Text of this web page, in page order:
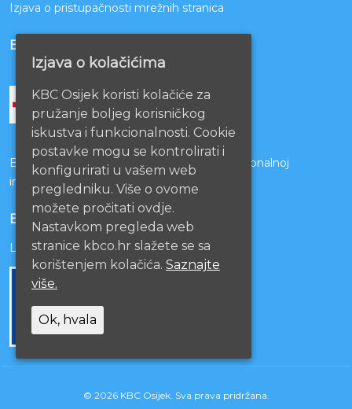
Izjava o pristupačnosti mrežnih stranica
BOLNICE PARTNERI
Bolnice s kojima je potpisan ugovor o funkcionalnoj
integraciji
EU PROJEKTI
Lista projekata
© 2026 KBC Osijek. Sva prava pridržana.
Izjava o kolačićima
KBC Osijek koristi kolačiće za
pružanje boljeg korisničkog
iskustva i funkcionalnosti. Cookie
postavke mogu se kontrolirati i
konfigurirati u vašem web
pregledniku. Više o ovome
možete pročitati ovdje.
Nastavkom pregleda web
stranice kbco.hr slažete se sa
korištenjem kolačića. Saznajte
više.
Ok, hvala